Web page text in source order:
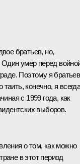
братьев, но,
Один умер перед
Поэтому я братьев
таить, конечно, я
с 1999 года, как
выборов.
о том, как можно
в этот период